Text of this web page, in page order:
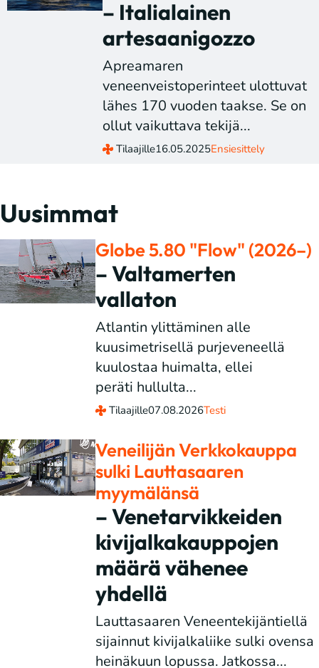
– Italialainen
artesaanigozzo
Apreamaren
veneenveistoperinteet ulottuvat
lähes 170 vuoden taakse. Se on
ollut vaikuttava tekijä...
Tilaajille16.05.2025Ensiesittely
Uusimmat
Globe 5.80 "Flow" (2026–)
– Valtamerten
vallaton
Atlantin ylittäminen alle
kuusimetrisellä purjeveneellä
kuulostaa huimalta, ellei
peräti hullulta...
Tilaajille07.08.2026Testi
Veneilijän Verkkokauppa
sulki Lauttasaaren
myymälänsä
– Venetarvikkeiden
kivijalkakauppojen
määrä vähenee
yhdellä
Lauttasaaren Veneentekijäntiellä
sijainnut kivijalkaliike sulki ovensa
heinäkuun lopussa. Jatkossa...